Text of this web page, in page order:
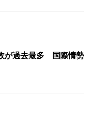
が過去最多 国際情勢